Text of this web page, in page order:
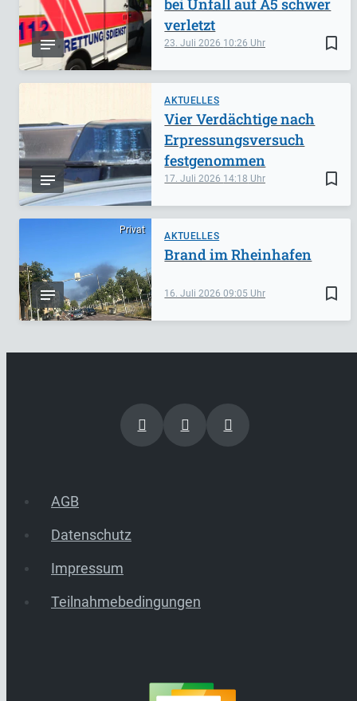
bookmark_border
23. Juli 2026 10:26
bei Unfall auf A5 schwer
verletzt
AKTUELLES
bookmark_border
17. Juli 2026 14:18
Vier Verdächtige nach
Erpressungsversuch
festgenommen
Privat
AKTUELLES
bookmark_border
16. Juli 202609:05
Brand im Rheinhafen
AGB
Datenschutz
Impressum
Teilnahmebedingungen